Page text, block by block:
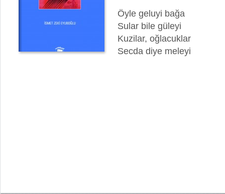
Öyle geluyi bağa
Sular bile güleyi
Kuzilar, oğlacuklar
Secda diye meleyi